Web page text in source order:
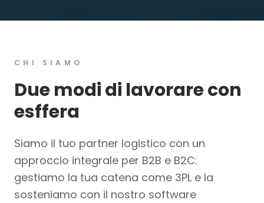
CHI SIAMO
Due modi di lavorare con
esffera
Siamo il tuo partner logistico con un
approccio integrale per B2B e B2C:
gestiamo la tua catena come 3PL e la
sosteniamo con il nostro software